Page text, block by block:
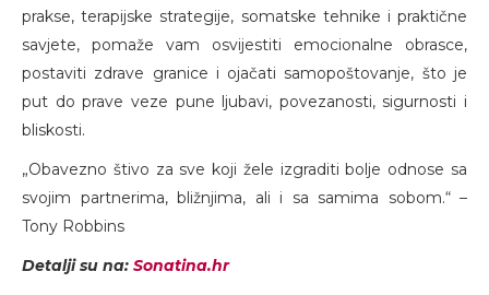
prakse, terapijske strategije, somatske tehnike i praktične
savjete, pomaže vam osvijestiti emocionalne obrasce,
postaviti zdrave granice i ojačati samopoštovanje, što je
put do prave veze pune ljubavi, povezanosti, sigurnosti i
bliskosti.
„Obavezno štivo za sve koji žele izgraditi bolje odnose sa
svojim partnerima, bližnjima, ali i sa samima sobom.“ –
Tony Robbins
Detalji su na: Sonatina.hr